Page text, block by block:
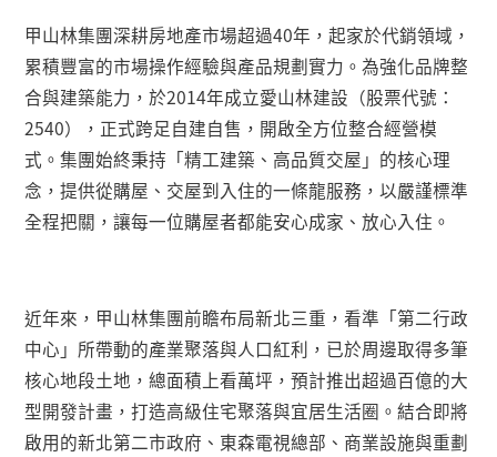
甲山林集團深耕房地產市場超過40年，起家於代銷領域，
累積豐富的市場操作經驗與產品規劃實力。為強化品牌整
合與建築能力，於2014年成立愛山林建設（股票代號：
2540），正式跨足自建自售，開啟全方位整合經營模
式。集團始終秉持「精工建築、高品質交屋」的核心理
念，提供從購屋、交屋到入住的一條龍服務，以嚴謹標準
全程把關，讓每一位購屋者都能安心成家、放心入住。
近年來，甲山林集團前瞻布局新北三重，看準「第二行政
中心」所帶動的產業聚落與人口紅利，已於周邊取得多筆
核心地段土地，總面積上看萬坪，預計推出超過百億的大
型開發計畫，打造高級住宅聚落與宜居生活圈。結合即將
啟用的新北第二市政府、東森電視總部、商業設施與重劃